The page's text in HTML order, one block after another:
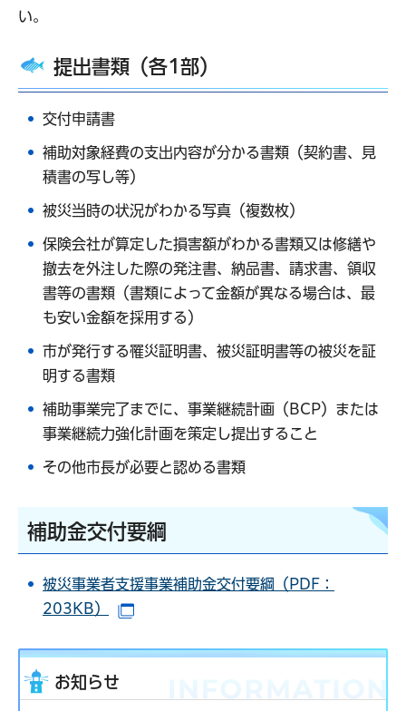
い。
提出書類（各1部）
交付申請書
補助対象経費の支出内容が分かる書類（契約書、見
積書の写し等）
被災当時の状況がわかる写真（複数枚）
保険会社が算定した損害額がわかる書類又は修繕や
撤去を外注した際の発注書、納品書、請求書、領収
書等の書類（書類によって金額が異なる場合は、最
も安い金額を採用する）
市が発行する罹災証明書、被災証明書等の被災を証
明する書類
補助事業完了までに、事業継続計画（BCP）または
事業継続力強化計画を策定し提出すること
その他市長が必要と認める書類
補助金交付要綱
被災事業者支援事業補助金交付要綱（PDF：
203KB）
お知らせ